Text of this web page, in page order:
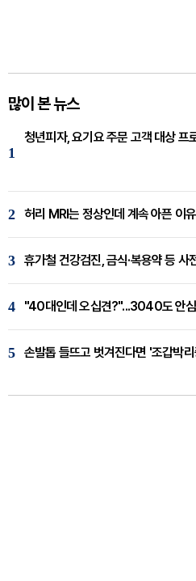
많이 본 뉴스
1
청년피자, 요기요 주문 고객 대상 프
2 허리 MRI는 정상인데 계속 아픈 이
3 휴가철 건강검진, 금식·복용약 등
4 "40대인데 오십견?"...3040도 안심
5 손발톱 들뜨고 벗겨진다면 '조갑박